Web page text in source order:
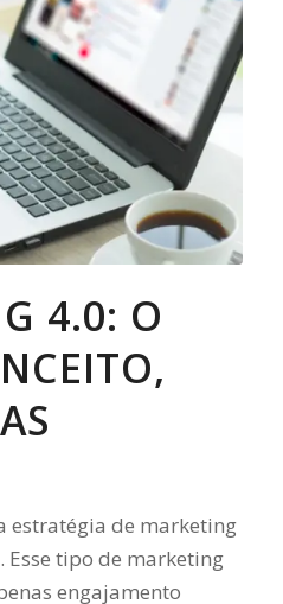
4.0: O
estratégia de marketing
Esse tipo de marketing
engajamento